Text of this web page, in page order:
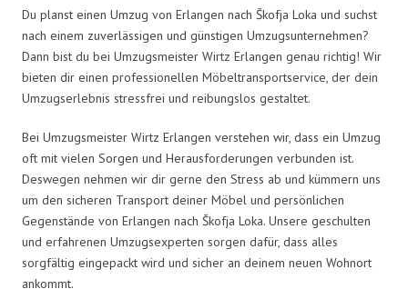
Du planst einen Umzug von Erlangen nach Škofja Loka und suchst
nach einem zuverlässigen und günstigen Umzugsunternehmen?
Dann bist du bei Umzugsmeister Wirtz Erlangen genau richtig! Wir
bieten dir einen professionellen Möbeltransportservice, der dein
Umzugserlebnis stressfrei und reibungslos gestaltet.
Bei Umzugsmeister Wirtz Erlangen verstehen wir, dass ein Umzug
oft mit vielen Sorgen und Herausforderungen verbunden ist.
Deswegen nehmen wir dir gerne den Stress ab und kümmern uns
um den sicheren Transport deiner Möbel und persönlichen
Gegenstände von Erlangen nach Škofja Loka. Unsere geschulten
und erfahrenen Umzugsexperten sorgen dafür, dass alles
sorgfältig eingepackt wird und sicher an deinem neuen Wohnort
ankommt.